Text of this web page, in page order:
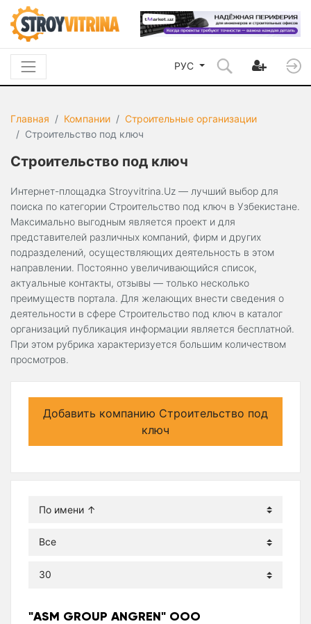
РУС
Главная Компании
Строительные организации
Строительство под ключ
Строительство под ключ
Интернет-площадка Stroyvitrina.Uz — лучший выбор для
поиска по категории Строительство под ключ в Узбекистане.
Максимально выгодным является проект и для
представителей различных компаний, фирм и других
подразделений, осуществляющих деятельность в этом
направлении. Постоянно увеличивающийся список,
актуальные контакты, отзывы — только несколько
преимуществ портала. Для желающих внести сведения о
деятельности в сфере Строительство под ключ в каталог
организаций публикация информации является бесплатной.
При этом рубрика характеризуется большим количеством
просмотров.
Добавить компанию Строительство под
ключ
"ASM GROUP ANGREN" ООО